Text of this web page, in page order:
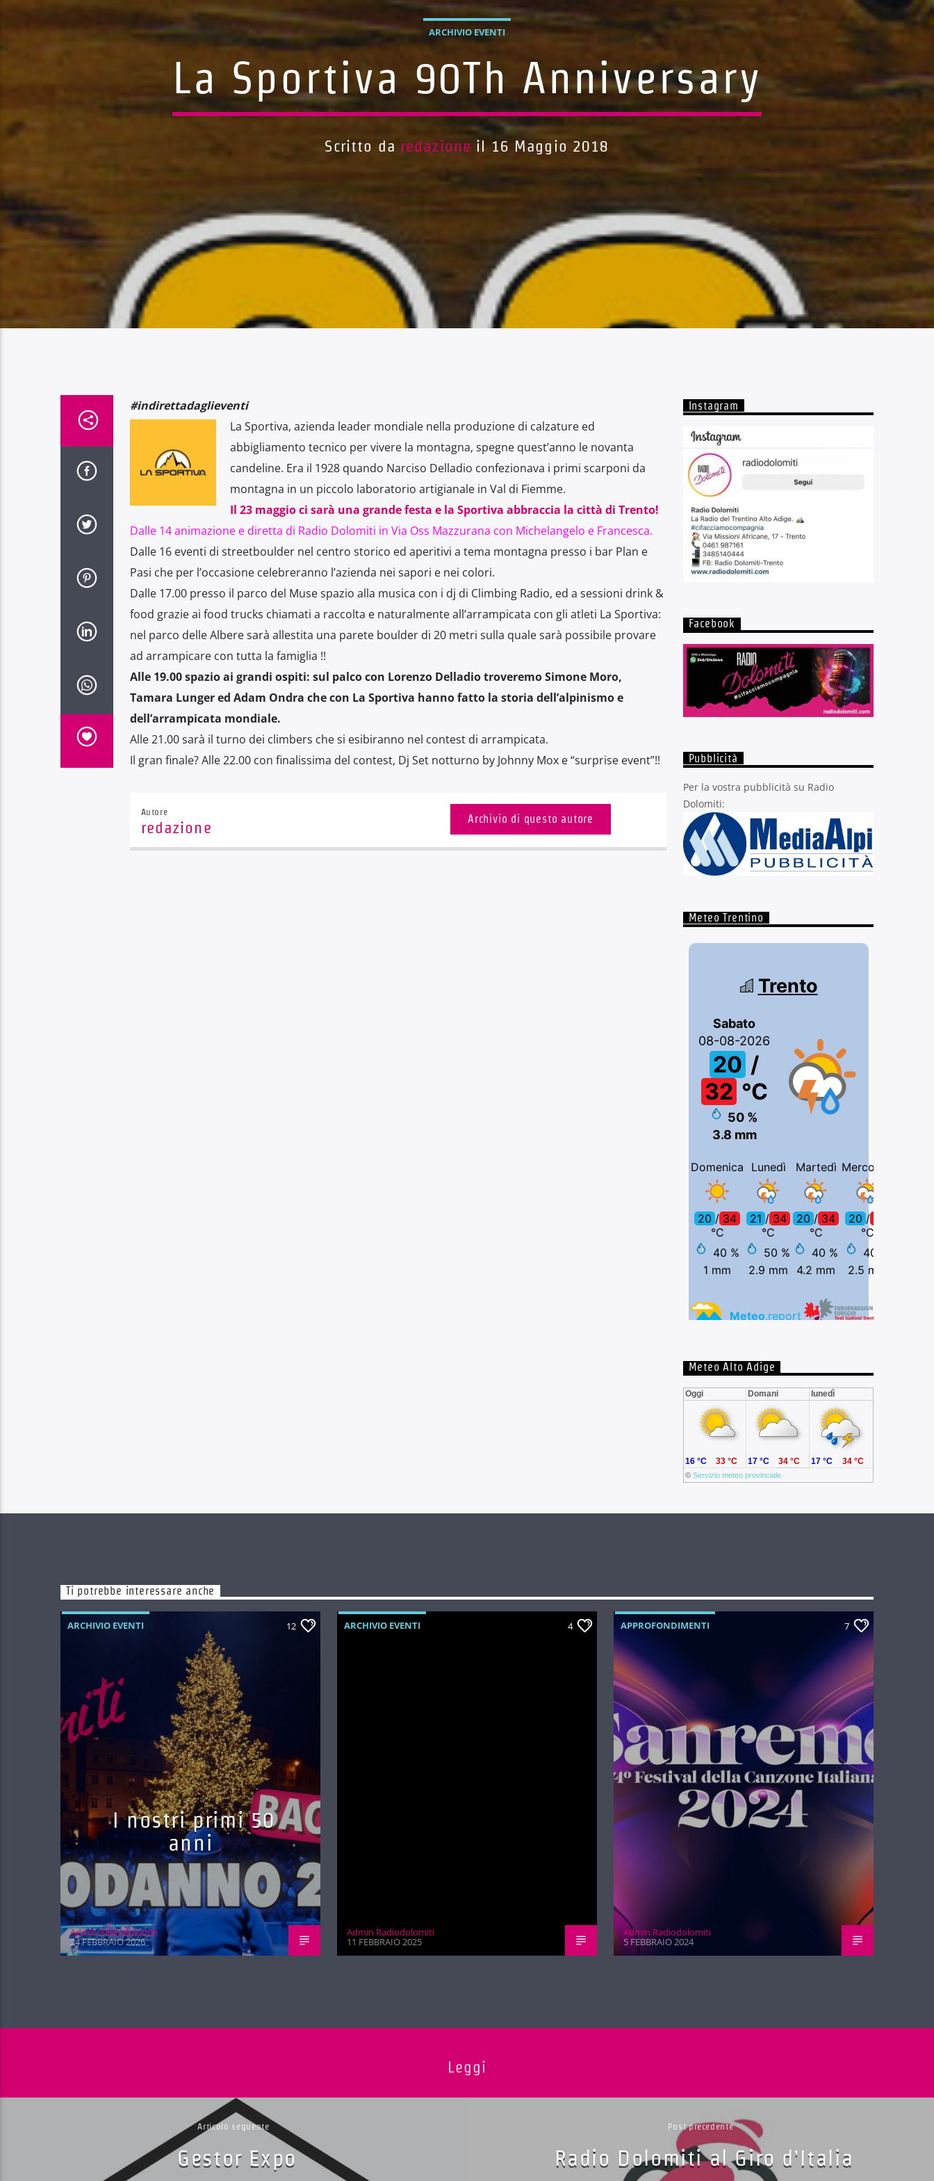
ARCHIVIO EVENTI
La Sportiva 90Th Anniversary
Scritto da redazione il 16 Maggio 2018
#indirettadaglieventi
La Sportiva, azienda leader mondiale nella produzione di calzature ed
abbigliamento tecnico per vivere la montagna, spegne quest’anno le novanta
candeline. Era il 1928 quando Narciso Delladio confezionava i primi scarponi da
montagna in un piccolo laboratorio artigianale in Val di Fiemme.
Il 23 maggio ci sarà una grande festa e la Sportiva abbraccia la città di Trento!
Dalle 14 animazione e diretta di Radio Dolomiti in Via Oss Mazzurana con Michelangelo e Francesca.
Dalle 16 eventi di streetboulder nel centro storico ed aperitivi a tema montagna presso i bar Plan e
Pasi che per l’occasione celebreranno l’azienda nei sapori e nei colori.
Dalle 17.00 presso il parco del Muse spazio alla musica con i dj di Climbing Radio, ed a sessioni drink &
food grazie ai food trucks chiamati a raccolta e naturalmente all’arrampicata con gli atleti La Sportiva:
nel parco delle Albere sarà allestita una parete boulder di 20 metri sulla quale sarà possibile provare
ad arrampicare con tutta la famiglia !!
Alle 19.00 spazio ai grandi ospiti: sul palco con Lorenzo Delladio troveremo Simone Moro,
Tamara Lunger ed Adam Ondra che con La Sportiva hanno fatto la storia dell’alpinismo e
dell’arrampicata mondiale.
Alle 21.00 sarà il turno dei climbers che si esibiranno nel contest di arrampicata.
Il gran finale? Alle 22.00 con finalissima del contest, Dj Set notturno by Johnny Mox e “surprise event”!!
Autore
redazione
Archivio di questo autore
Instagram
Facebook
Pubblicità
Per la vostra pubblicità su Radio
Dolomiti:
Meteo Trentino
Meteo Alto Adige
Oggi Domani lunedì
© Servizio meteo provinciale
16 °C 33 °C 17 °C 34 °C 17 °C 34 °C
Ti potrebbe interessare anche
ARCHIVIO EVENTI 12
I nostri primi 50
anni
Admin Radiodolomiti
24 FEBBRAIO 2026
ARCHIVIO EVENTI 4
Admin Radiodolomiti
11 FEBBRAIO 2025
APPROFONDIMENTI 7
Admin Radiodolomiti
5 FEBBRAIO 2024
Leggi
Articolo seguente
Gestor Expo
Post precedente
Radio Dolomiti al Giro d'Italia